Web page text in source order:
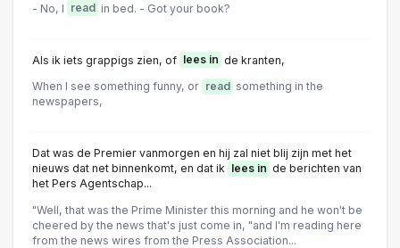
- No, I read in bed. - Got your book?
Als ik iets grappigs zien, of lees in de kranten,
When I see something funny, or read something in the
newspapers,
Dat was de Premier vanmorgen en hij zal niet blij zijn met het
nieuws dat net binnenkomt, en dat ik lees in de berichten van
het Pers Agentschap...
"Well, that was the Prime Minister this morning and he won't be
cheered by the news that's just come in, "and I'm reading here
from the news wires from the Press Association...